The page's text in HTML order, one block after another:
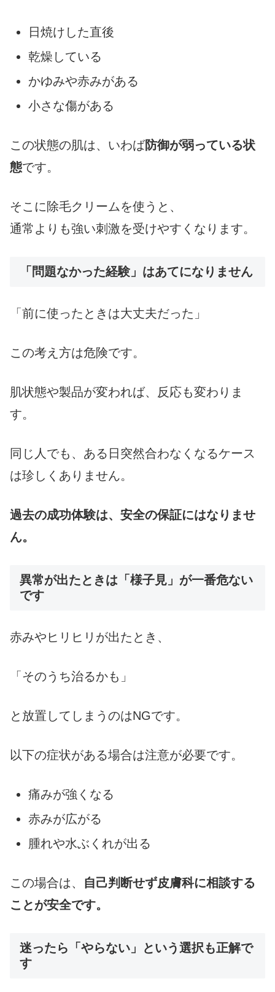
日焼けした直後
乾燥している
かゆみや赤みがある
小さな傷がある
この状態の肌は、いわば防御が弱っている状
態です。
そこに除毛クリームを使うと、
通常よりも強い刺激を受けやすくなります。
「問題なかった経験」はあてになりません
「前に使ったときは大丈夫だった」
この考え方は危険です。
肌状態や製品が変われば、反応も変わりま
す。
同じ人でも、ある日突然合わなくなるケース
は珍しくありません。
過去の成功体験は、安全の保証にはなりませ
ん。
異常が出たときは「様子見」が一番危ない
です
赤みやヒリヒリが出たとき、
「そのうち治るかも」
と放置してしまうのはNGです。
以下の症状がある場合は注意が必要です。
痛みが強くなる
赤みが広がる
腫れや水ぶくれが出る
この場合は、 自己判断せず皮膚科に相談する
ことが安全です。
迷ったら「やらない」という選択も正解で
す